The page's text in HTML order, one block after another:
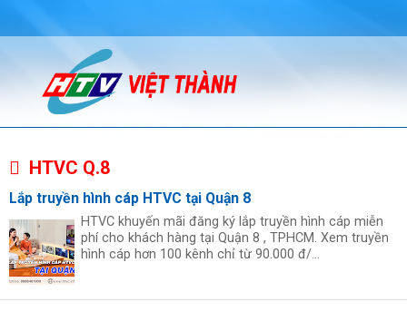
HTVC Q.8
Lắp truyền hình cáp HTVC tại Quận 8
HTVC khuyến mãi đăng ký lắp truyền hình cáp miễn
phí cho khách hàng tại Quận 8 , TPHCM. Xem truyền
hình cáp hơn 100 kênh chỉ từ 90.000 đ/...